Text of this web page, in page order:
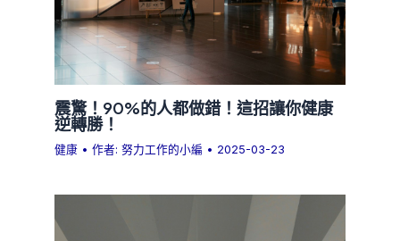
震驚！90%的人都做錯！這招讓你健康
逆轉勝！
健康 • 作者:努力工作的小編 • 2025-03-23